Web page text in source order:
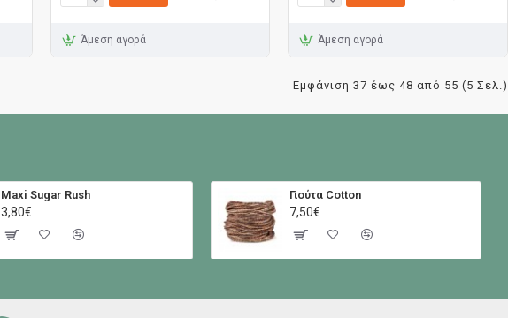
Άμεση αγορά Άμεση αγορά
Εμφάνιση 37 έως 48 από 55 (5 Σελ.)
Maxi Sugar Rush
3,80€
Γιούτα Cotton
7,50€